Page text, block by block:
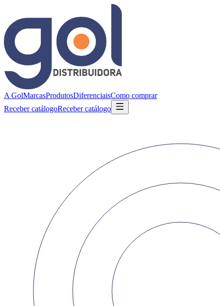
A GolMarcasProdutosDiferenciaisComo comprar
Receber catálogoReceber catálogo